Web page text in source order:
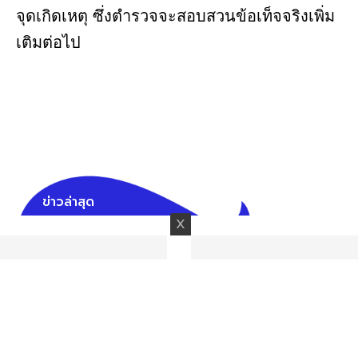
จุดเกิดเหตุ ซึ่งตำรวจจะสอบสวนข้อเท็จจริงเพิ่ม
เติมต่อไป
ข่าวล่าสุด